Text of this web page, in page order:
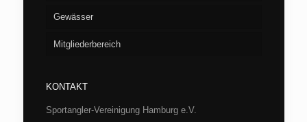
Vorstand
Aufnahme
Gewässer
Seen
Mitgliederbereich
KONTAKT
Sportangler-Vereinigung Hamburg e.V.